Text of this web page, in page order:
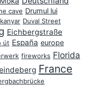
cave Drumul lui
Duval Street
Eichbergstraße
út España europe
fireworks Florida
France